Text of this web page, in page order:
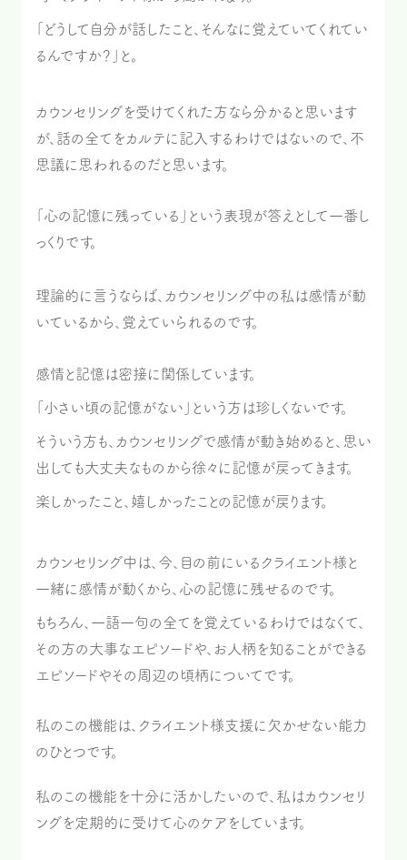
「どうして自分が話したこと、そんなに覚えていてくれてい
るんですか？」と。
カウンセリングを受けてくれた方なら分かると思います
が、話の全てをカルテに記入するわけではないので、不
思議に思われるのだと思います。
「心の記憶に残っている」という表現が答えとして一番し
っくりです。
理論的に言うならば、カウンセリング中の私は感情が動
いているから、覚えていられるのです。
感情と記憶は密接に関係しています。
「小さい頃の記憶がない」という方は珍しくないです。
そういう方も、カウンセリングで感情が動き始めると、思い
出しても大丈夫なものから徐々に記憶が戻ってきます。
楽しかったこと、嬉しかったことの記憶が戻ります。
カウンセリング中は、今、目の前にいるクライエント様と
一緒に感情が動くから、心の記憶に残せるのです。
もちろん、一語一句の全てを覚えているわけではなくて、
その方の大事なエピソードや、お人柄を知ることができる
エピソードやその周辺の頃柄についてです。
私のこの機能は、クライエント様支援に欠かせない能力
のひとつです。
私のこの機能を十分に活かしたいので、私はカウンセリ
ングを定期的に受けて心のケアをしています。